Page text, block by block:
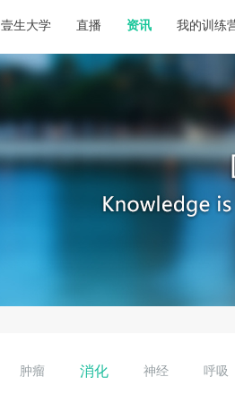
壹生大学 直播 资讯 我的训练
肿瘤 消化 神经 呼吸